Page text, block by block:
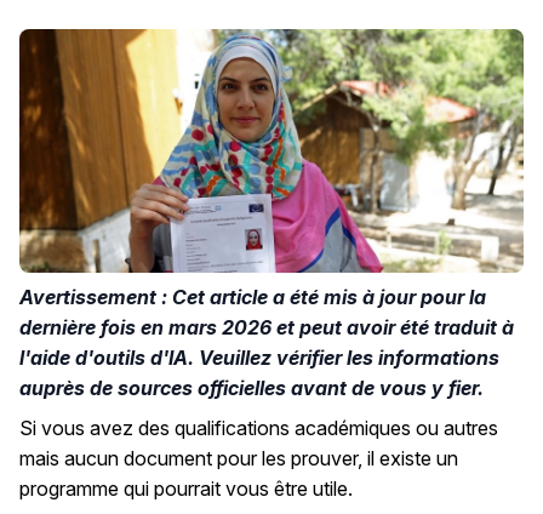
Avertissement : Cet article a été mis à jour pour la
dernière fois en mars 2026 et peut avoir été traduit à
l'aide d'outils d'IA. Veuillez vérifier les informations
auprès de sources officielles avant de vous y fier.
Si vous avez des qualifications académiques ou autres
mais aucun document pour les prouver, il existe un
programme qui pourrait vous être utile.